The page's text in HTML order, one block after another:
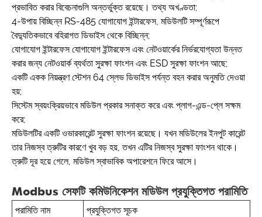
প্রভাবিত করার বিবেচনাগুলি অন্তর্ভুক্ত রয়েছে। তথ্য অখণ্ডতা;
4-উপায় বিচ্ছিন্ন RS-485 যোগাযোগ ইন্টারফেস, মডিউলটি সম্পূর্ণরূপে
বৈদ্যুতিকভাবে বহিরাগত ডিভাইস থেকে বিচ্ছিন্ন;
যোগাযোগ ইন্টারফেস যোগাযোগ ইন্টারফেস এবং নেটওয়ার্কের নির্ভরযোগ্যতা উন্নত
করার জন্য নেটওয়ার্ক ব্যর্থতা সুরক্ষা ফাংশন এবং ESD সুরক্ষা ফাংশন আছে;
একটি একক নিয়ন্ত্রণ স্টেশন 64 স্লেভ ডিভাইস পর্যন্ত বহন করার অনুমতি দেওয়া
হয়;
সিস্টেম স্বয়ংক্রিয়ভাবে মডিউল প্রকার সনাক্ত করে এবং প্লাগ-এন্ড-প্লে সক্ষম
করে;
মডিউলটির একটি ওভারকারেন্ট সুরক্ষা ফাংশন রয়েছে। যখন মডিউলের ইনপুট কারেন্ট
তার নিজস্ব ত্রুটির কারণে খুব বড় হয়, তখন এটির নিজস্ব সুরক্ষা ফাংশন থাকে।
ত্রুটি দূর হয়ে গেলে, মডিউল স্বাভাবিক অপারেশনে ফিরে আসে।
Modbus সেফটি কমিউনিকেশন মডিউল প্রযুক্তিগত পরামিতি
পরামিতি নাম
প্রযুক্তিগত সূচক